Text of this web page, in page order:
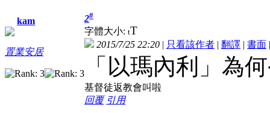
kam
置業安居
2#
字體大小: tT
2015/7/25 22:20 | 只看該作者 | 翻譯 | 書面
「以瑪內利」為
基督徒返教會叫啦
回覆 引用